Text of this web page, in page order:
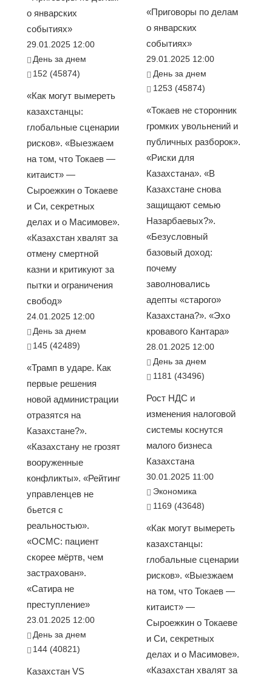
о январских
событиях»
29.01.2025 12:00
День за днем
152 (45874)
«Как могут вымереть
казахстанцы:
глобальные сценарии
рисков». «Выезжаем
на том, что Токаев —
китаист» —
Сыроежкин о Токаеве
и Си, секретных
делах и о Масимове».
«Казахстан хвалят за
отмену смертной
казни и критикуют за
пытки и ограничения
свобод»
24.01.2025 12:00
День за днем
145 (42489)
«Трамп в ударе. Как
первые решения
новой администрации
отразятся на
Казахстане?».
«Казахстану не грозят
вооруженные
конфликты». «Рейтинг
управленцев не
бьется с
реальностью».
«ОСМС: пациент
скорее мёртв, чем
застрахован».
«Сатира не
преступление»
23.01.2025 12:00
День за днем
144 (40821)
Казахстан VS
«Приговоры по делам
о январских
событиях»
29.01.2025 12:00
День за днем
1253 (45874)
«Токаев не сторонник
громких увольнений и
публичных разборок».
«Риски для
Казахстана». «В
Казахстане снова
защищают семью
Назарбаевых?».
«Безусловный
базовый доход:
почему
заволновались
адепты «старого»
Казахстана?». «Эхо
кровавого Кантара»
28.01.2025 12:00
День за днем
1181 (43496)
Рост НДС и
изменения налоговой
системы коснутся
малого бизнеса
Казахстана
30.01.2025 11:00
Экономика
1169 (43648)
«Как могут вымереть
казахстанцы:
глобальные сценарии
рисков». «Выезжаем
на том, что Токаев —
китаист» —
Сыроежкин о Токаеве
и Си, секретных
делах и о Масимове».
«Казахстан хвалят за